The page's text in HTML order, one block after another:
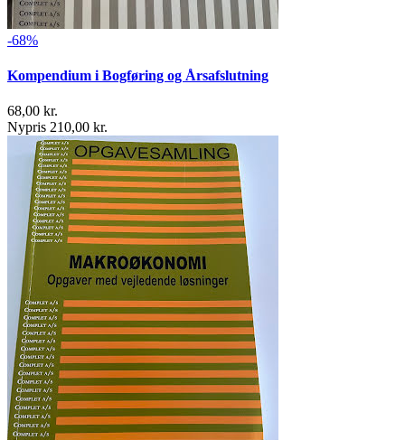
-68%
Kompendium i Bogføring og Årsafslutning
68,00 kr.
Nypris 210,00 kr.